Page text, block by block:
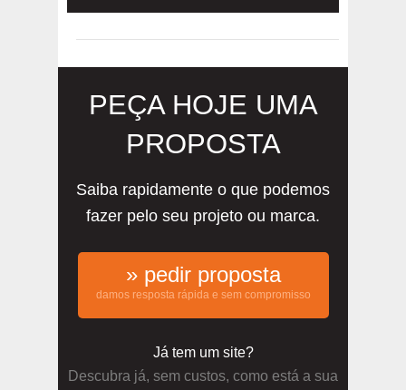
PEÇA HOJE UMA
PROPOSTA
Saiba rapidamente o que podemos
fazer pelo seu projeto ou marca.
» pedir proposta
damos resposta rápida e sem compromisso
Já tem um site?
Descubra já, sem custos, como está a sua